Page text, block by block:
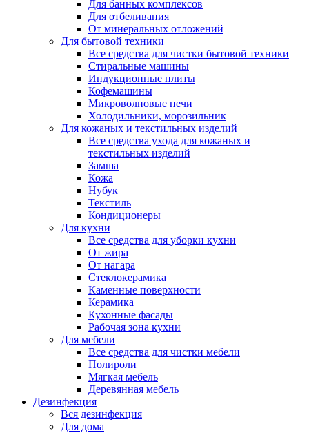
Для банных комплексов
Для отбеливания
От минеральных отложений
Для бытовой техники
Все средства для чистки бытовой техники
Стиральные машины
Индукционные плиты
Кофемашины
Микроволновые печи
Холодильники, морозильник
Для кожаных и текстильных изделий
Все средства ухода для кожаных и
текстильных изделий
Замша
Кожа
Нубук
Текстиль
Кондиционеры
Для кухни
Все средства для уборки кухни
От жира
От нагара
Стеклокерамика
Каменные поверхности
Керамика
Кухонные фасады
Рабочая зона кухни
Для мебели
Все средства для чистки мебели
Полироли
Мягкая мебель
Деревянная мебель
Дезинфекция
Вся дезинфекция
Для дома